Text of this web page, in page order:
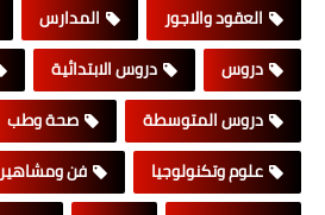
العقود والاجور
المدارس
دروس
دروس الابتدائية
دروس المتوسطة
صحة وطب
علوم وتكنولوجيا
فن ومشاهير